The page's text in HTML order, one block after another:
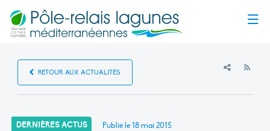
RETOUR AUX ACTUALITÉS
DERNIÈRES ACTUS Publié le18 mai 2015